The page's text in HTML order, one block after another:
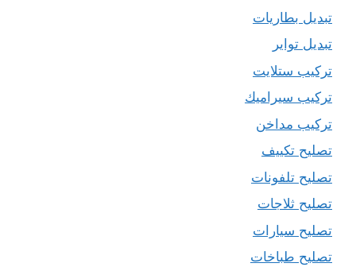
تبديل بطاريات
تبديل تواير
تركيب ستلايت
تركيب سيراميك
تركيب مداخن
تصليح تكييف
تصليح تلفونات
تصليح ثلاجات
تصليح سيارات
تصليح طباخات